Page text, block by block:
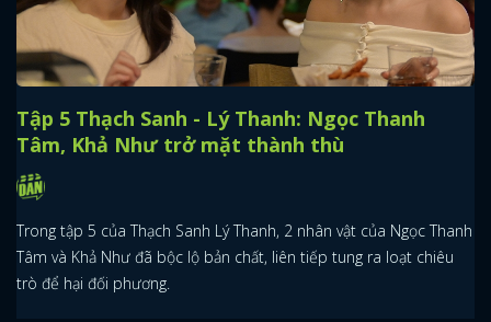
Tập 5 Thạch Sanh - Lý Thanh: Ngọc Thanh
Tâm, Khả Như trở mặt thành thù
Trong tập 5 của Thạch Sanh Lý Thanh, 2 nhân vật của Ngọc Thanh
Tâm và Khả Như đã bộc lộ bản chất, liên tiếp tung ra loạt chiêu
trò để hại đối phương.